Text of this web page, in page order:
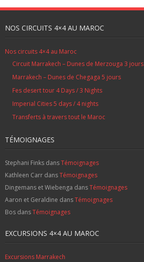
NOS CIRCUITS 4×4 AU MAROC
Nos circuits 4×4 au Maroc
Circuit Marrakech – Dunes de Merzouga 3 jours
Marrakech – Dunes de Chegaga 5 jours
Fes desert tour 4 Days / 3 Nights
Imperial Cities 5 days / 4 nights
Transferts à travers tout le Maroc
TÉMOIGNAGES
Stephani Finks dansTémoignages
Kathleen Carr dansTémoignages
Dingemans et Wiebenga dansTémoignages
Aaron et Geraldine dansTémoignages
Bos dansTémoignages
EXCURSIONS 4×4 AU MAROC
Excursions Marrakech